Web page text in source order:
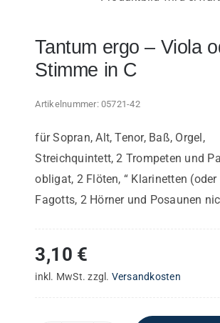
Kontakt
Tantum ergo – Viola
Stimme in C
Artikelnummer: 05721-42
für Sopran, Alt, Tenor, Baß, Orgel,
Streichquintett, 2 Trompeten und
obligat, 2 Flöten, “ Klarinetten (oder
Fagotts, 2 Hörner und Posaunen
3,10 €
inkl. MwSt. zzgl. Versandkosten